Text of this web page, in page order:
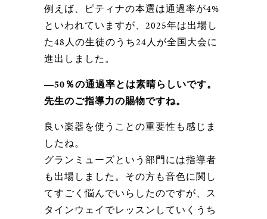
例えば、ピティナの本選は通過率が4%
といわれていますが、2025年は出場し
た48人の生徒のうち24人が全国大会に
進出しました。
―50％の通過率とは素晴らしいです。
先生のご指導力の賜物ですね。
良い楽器を使うことの重要性も感じま
したね。
グランミューズという部門には指導者
も出場しました。その方も音色に関し
てすごく悩んでいらしたのですが、ス
タインウェイでレッスンしていくうち